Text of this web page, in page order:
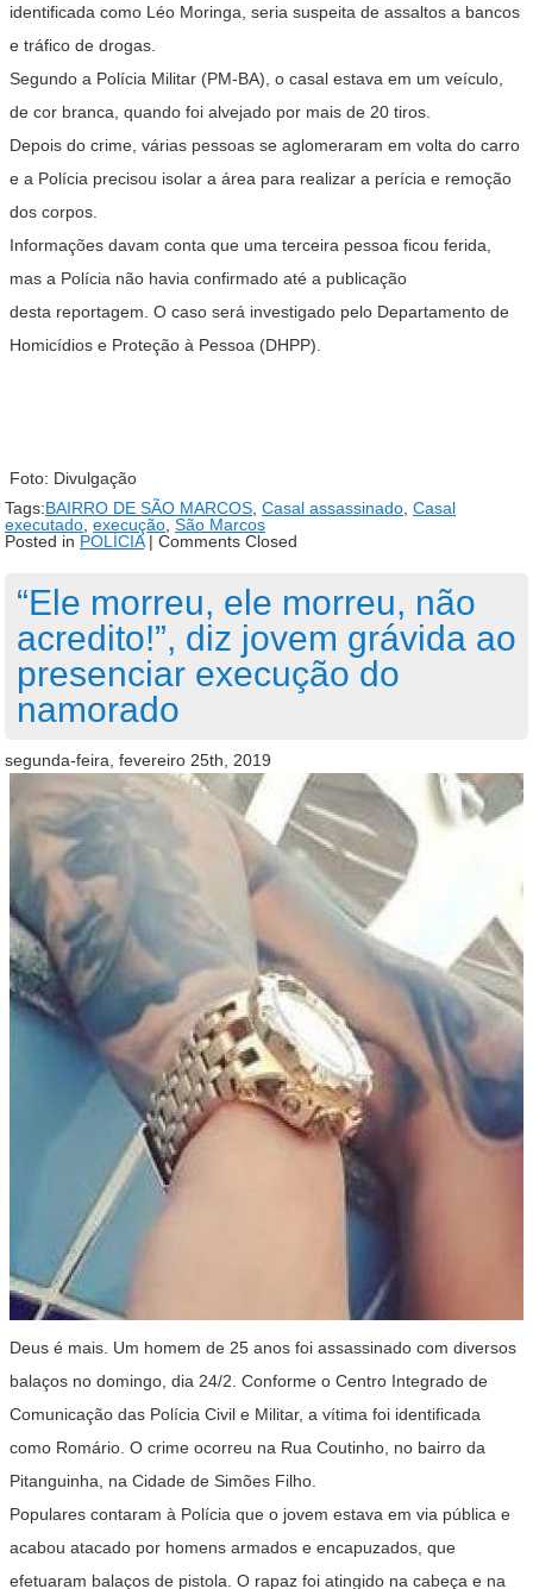
identificada como Léo Moringa, seria suspeita de assaltos a bancos
e tráfico de drogas.
Segundo a Polícia Militar (PM-BA), o casal estava em um veículo,
de cor branca, quando foi alvejado por mais de 20 tiros.
Depois do crime, várias pessoas se aglomeraram em volta do carro
e a Polícia precisou isolar a área para realizar a perícia e remoção
dos corpos.
Informações davam conta que uma terceira pessoa ficou ferida,
mas a Polícia não havia confirmado até a publicação
desta reportagem. O caso será investigado pelo Departamento de
Homicídios e Proteção à Pessoa (DHPP).
Foto: Divulgação
Tags:BAIRRO DE SÃO MARCOS Casal assassinado Casal
executado execução São Marcos
Posted in POLÍCIA| Comments Closed
“Ele morreu, ele morreu, não
acredito!”, diz jovem grávida ao
presenciar execução do
namorado
segunda-feira, fevereiro 25th, 2019
Deus é mais. Um homem de 25 anos foi assassinado com diversos
balaços no domingo, dia 24/2. Conforme o Centro Integrado de
Comunicação das Polícia Civil e Militar, a vítima foi identificada
como Romário. O crime ocorreu na Rua Coutinho, no bairro da
Pitanguinha, na Cidade de Simões Filho.
Populares contaram à Polícia que o jovem estava em via pública e
acabou atacado por homens armados e encapuzados, que
efetuaram balaços de pistola. O rapaz foi atingido na cabeça e na